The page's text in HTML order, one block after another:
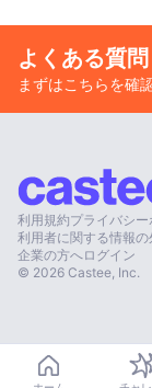
よくある質問
まずはこちらを確
利用規約プライバシー
利用者に関する情報
企業の方へログイン
© 2026 Castee, Inc.